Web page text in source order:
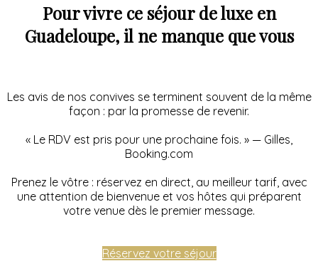
Pour vivre ce séjour de luxe en
Guadeloupe, il ne manque que vous
Les avis de nos convives se terminent souvent de la même
façon : par la promesse de revenir.
« Le RDV est pris pour une prochaine fois. » — Gilles,
Booking.com
Prenez le vôtre : réservez en direct, au meilleur tarif, avec
une attention de bienvenue et vos hôtes qui préparent
votre venue dès le premier message.
Réservez votre séjour